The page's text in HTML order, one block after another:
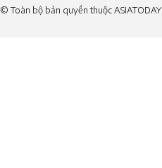
© Toàn bộ bản quyền thuộc ASIATODAY